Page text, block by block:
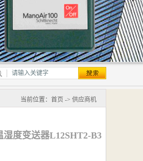
当前位置： 首页 -> 供应商机
度变送器L12SHT2-B3